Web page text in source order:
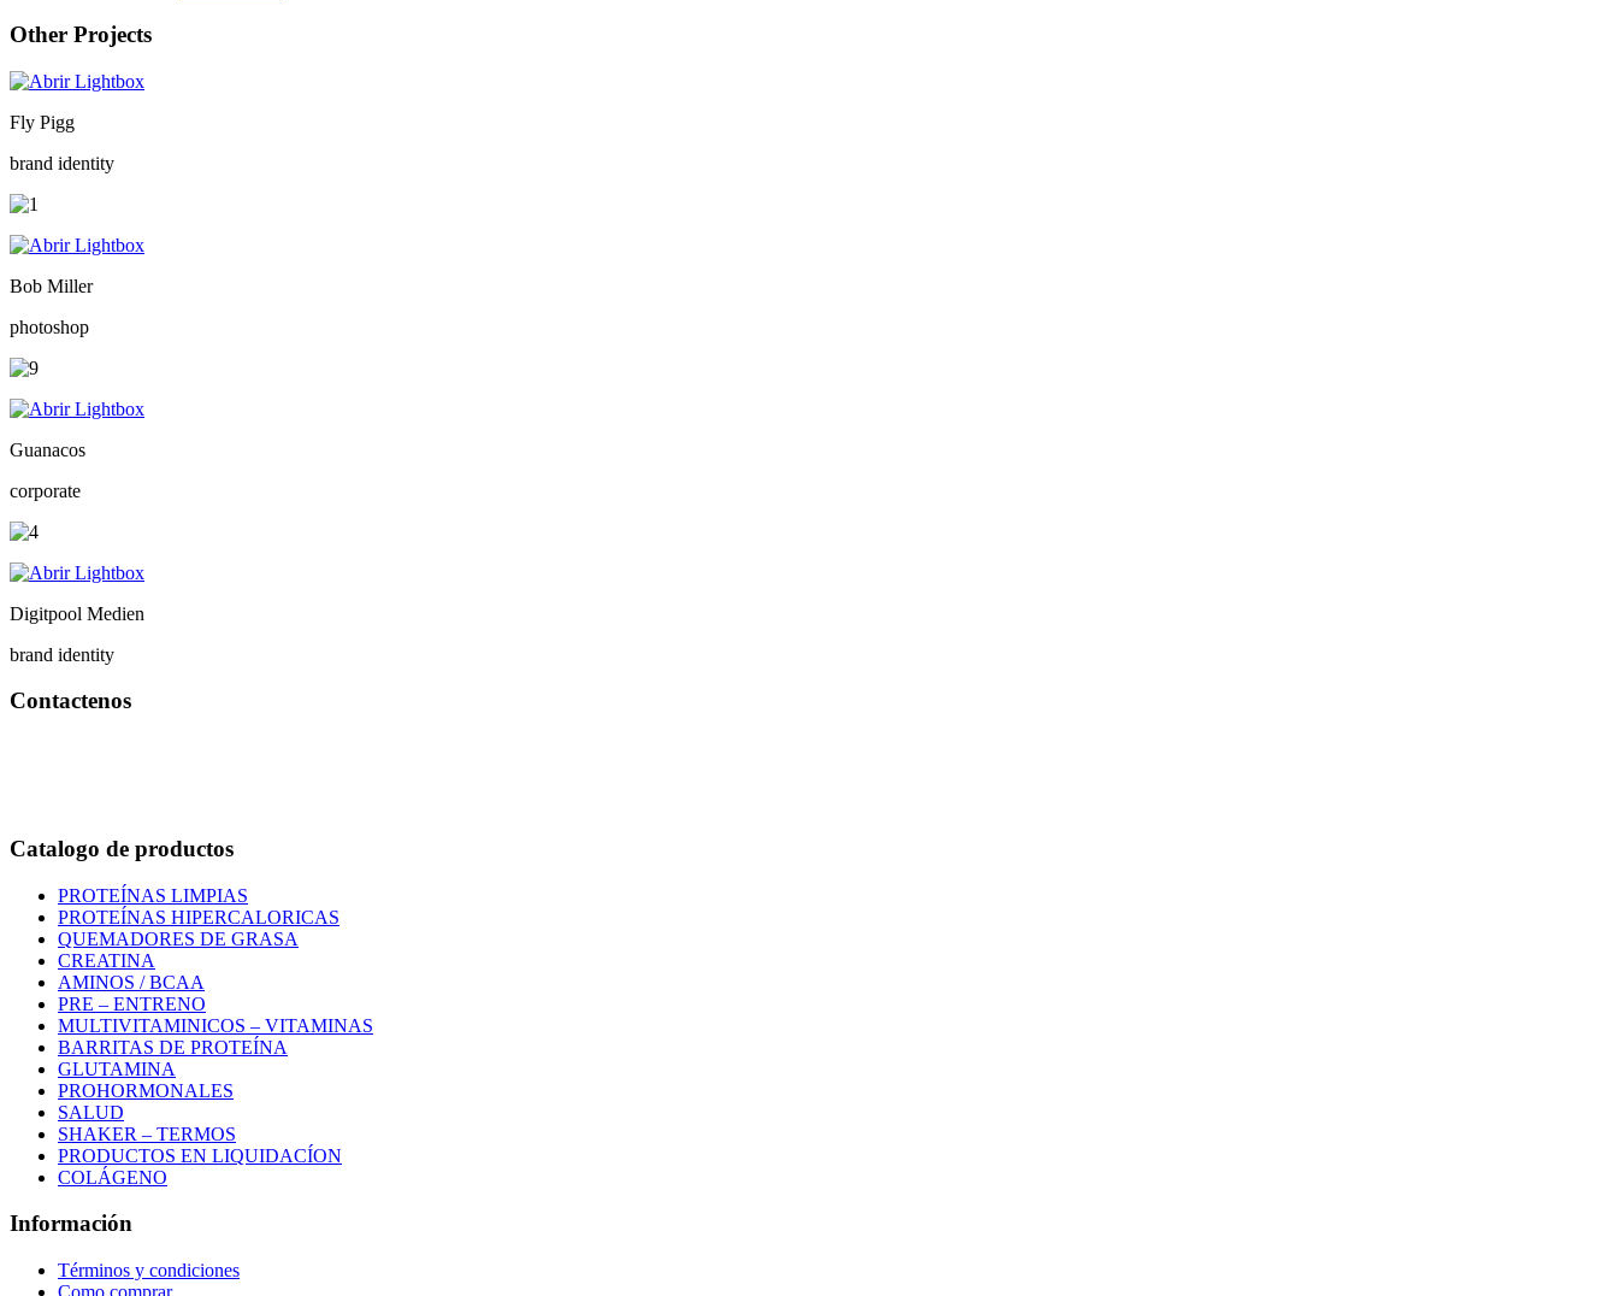
Other Projects
Fly Pigg
brand identity
Bob Miller
photoshop
Guanacos
corporate
Digitpool Medien
brand identity
Contactenos
Catalogo de productos
PROTEÍNAS LIMPIAS
PROTEÍNAS HIPERCALORICAS
QUEMADORES DE GRASA
CREATINA
AMINOS / BCAA
PRE – ENTRENO
MULTIVITAMINICOS – VITAMINAS
BARRITAS DE PROTEÍNA
GLUTAMINA
PROHORMONALES
SALUD
SHAKER – TERMOS
PRODUCTOS EN LIQUIDACÍON
COLÁGENO
Información
Términos y condiciones
Como comprar